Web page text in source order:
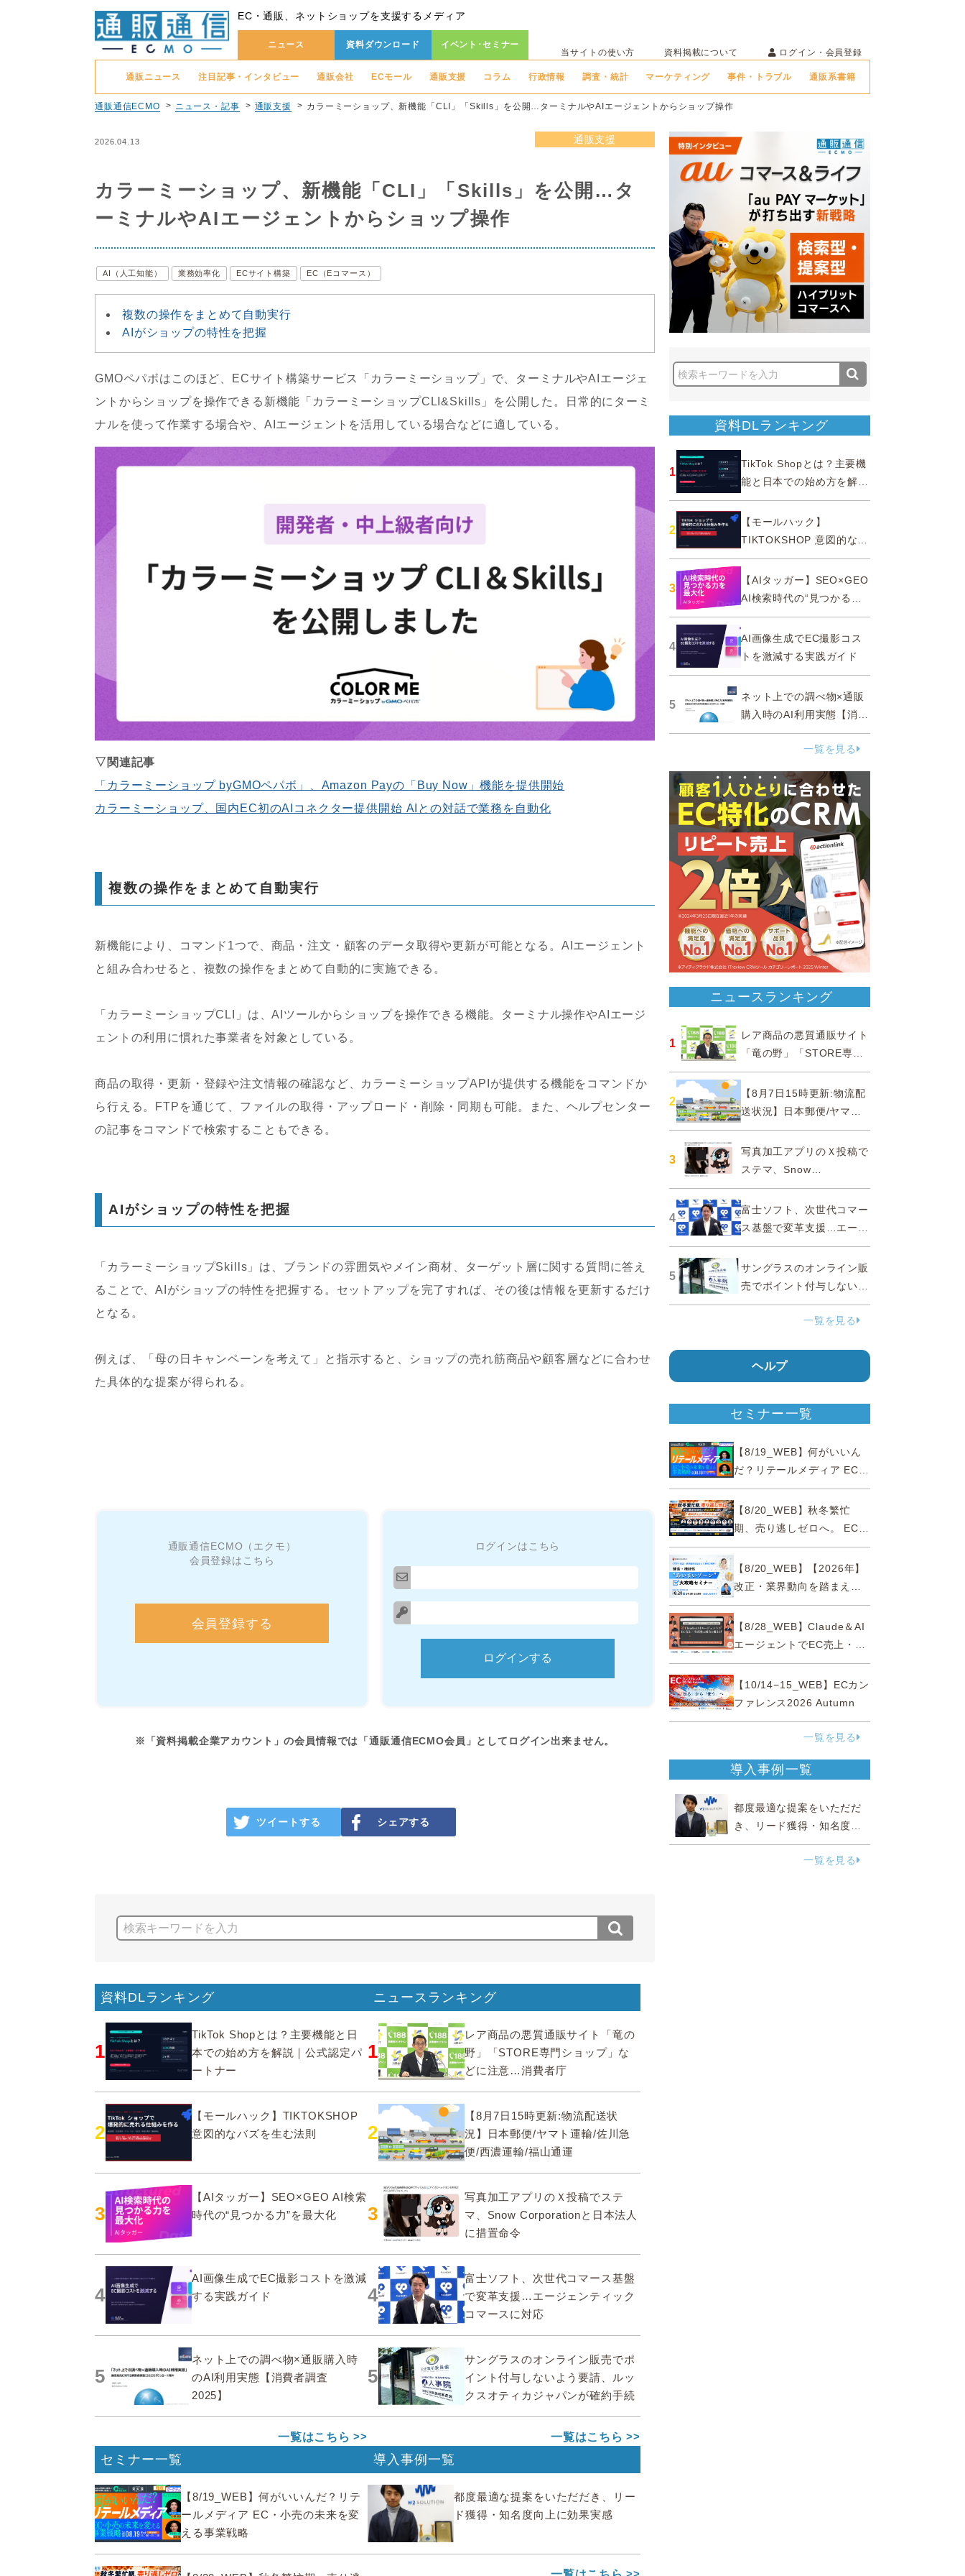
EC・通販、ネットショップを支援するメディア
ニュース 資料ダウンロード イベント･セミナー
当サイトの使い方 資料掲載について ログイン・会員登録
通販ニュース 注目記事・インタビュー 通販会社 ECモール 通販支援 コラム 行政情報 調査・統計 マーケティング 事件・トラブル 通販系書籍
通販通信ECMO ニュース・記事 通販支援 カラーミーショップ、新機能「CLI」「Skills」を公開…ターミナルやAIエージェントからショップ操作
2026.04.13 通販支援
カラーミーショップ、新機能「CLI」「Skills」を公開…タ
ーミナルやAIエージェントからショップ操作
AI（人工知能） 業務効率化 ECサイト構築 EC（Eコマース）
複数の操作をまとめて自動実行
AIがショップの特性を把握
GMOペパボはこのほど、ECサイト構築サービス「カラーミーショップ」で、ターミナルやAIエージェ
ントからショップを操作できる新機能「カラーミーショップCLI&Skills」を公開した。日常的にターミ
ナルを使って作業する場合や、AIエージェントを活用している場合などに適している。
▽関連記事
「カラーミーショップ byGMOペパボ」、Amazon Payの「Buy Now」機能を提供開始
カラーミーショップ、国内EC初のAIコネクター提供開始 AIとの対話で業務を自動化
複数の操作をまとめて自動実行
新機能により、コマンド1つで、商品・注文・顧客のデータ取得や更新が可能となる。AIエージェント
と組み合わせると、複数の操作をまとめて自動的に実施できる。
「カラーミーショップCLI」は、AIツールからショップを操作できる機能。ターミナル操作やAIエージ
ェントの利用に慣れた事業者を対象としている。
商品の取得・更新・登録や注文情報の確認など、カラーミーショップAPIが提供する機能をコマンドか
ら行える。FTPを通じて、ファイルの取得・アップロード・削除・同期も可能。また、ヘルプセンター
の記事をコマンドで検索することもできる。
AIがショップの特性を把握
「カラーミーショップSkills」は、ブランドの雰囲気やメイン商材、ターゲット層に関する質問に答え
ることで、AIがショップの特性を把握する。セットアップを完了すれば、その後は情報を更新するだけ
となる。
例えば、「母の日キャンペーンを考えて」と指示すると、ショップの売れ筋商品や顧客層などに合わせ
た具体的な提案が得られる。
通販通信ECMO（エクモ）
会員登録はこちら
会員登録する
ログインはこちら
※「資料掲載企業アカウント」の会員情報では「通販通信ECMO会員」としてログイン出来ません。
ツイートする シェアする
資料DLランキング
1
TikTok Shopとは？主要機能と日
本での始め方を解説｜公式認定パ
ートナー
2
【モールハック】TIKTOKSHOP
意図的なバズを生む法則
3
【AIタッガー】SEO×GEO AI検索
時代の“見つかる力”を最大化
4
AI画像生成でEC撮影コストを激減
する実践ガイド
5
ネット上での調べ物×通販購入時
のAI利用実態【消費者調査
2025】
一覧はこちら
ニュースランキング
1
レア商品の悪質通販サイト「竜の
野」「STORE専門ショップ」な
どに注意…消費者庁
2
【8月7日15時更新:物流配送状
況】日本郵便/ヤマト運輸/佐川急
便/西濃運輸/福山通運
3
写真加工アプリのＸ投稿でステ
マ、Snow Corporationと日本法人
に措置命令
4
富士ソフト、次世代コマース基盤
で変革支援…エージェンティック
コマースに対応
5
サングラスのオンライン販売でポ
イント付与しないよう要請、ルッ
クスオティカジャパンが確約手続
一覧はこちら
セミナー一覧
【8/19_WEB】何がいいんだ？リテ
ールメディア EC・小売の未来を変
える事業戦略
導入事例一覧
都度最適な提案をいただだき、リー
ド獲得・知名度向上に効果実感
資料DLランキング
1
TikTok Shopとは？主要機
能と日本での始め方を解説
｜公式認定パートナー
2
【モールハック】
TIKTOKSHOP 意図的なバ
ズを生む法則
3
【AIタッガー】SEO×GEO
AI検索時代の“見つかる
力”を最大化
4
AI画像生成でEC撮影コス
トを激減する実践ガイド
5
ネット上での調べ物×通販
購入時のAI利用実態【消費
者調査 2025】
一覧を見る
ニュースランキング
1
レア商品の悪質通販サイト
「竜の野」「STORE専門
ショップ」などに注意…消
費者庁
2
【8月7日15時更新:物流配
送状況】日本郵便/ヤマト
運輸/佐川急便/西濃運輸/福
山通運
3
写真加工アプリのＸ投稿で
ステマ、Snow
Corporationと日本法人に
措置命令
4
富士ソフト、次世代コマー
ス基盤で変革支援…エージ
ェンティックコマースに対
応
5
サングラスのオンライン販
売でポイント付与しないよ
う要請、ルックスオティカ
ジャパンが確約手続
一覧を見る
ヘルプ
セミナー一覧
【8/19_WEB】何がいいん
だ？リテールメディア EC・
小売の未来を変える事業戦
略【8/20_WEB】秋冬繁忙
期、売り逃しゼロへ。 EC運
営効率化と機会損失を防ぐ
『直前チェックポイント』
【8/20_WEB】【2026年】
改正・業界動向を踏まえて
事例で理解 健食・機能
性“あいまいゾーン”大攻略セ
ミナー
【8/28_WEB】Claude＆AI
エージェントでEC売上・生
産性の両方を爆上げ ～ただ
使うだけじゃない！&qu...
【10/14−15_WEB】ECカン
ファレンス2026 Autumn
一覧を見る
導入事例一覧
都度最適な提案をいただだ
き、リード獲得・知名度向
上に効果実感
一覧を見る